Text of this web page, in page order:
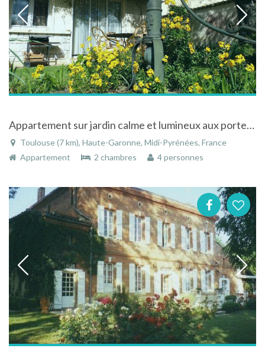
Appartement sur jardin calme et lumineux aux portes de Toulouse
Toulouse (7 km), Haute-Garonne, Midi-Pyrénées, France
Appartement
2 chambres 4 personnes